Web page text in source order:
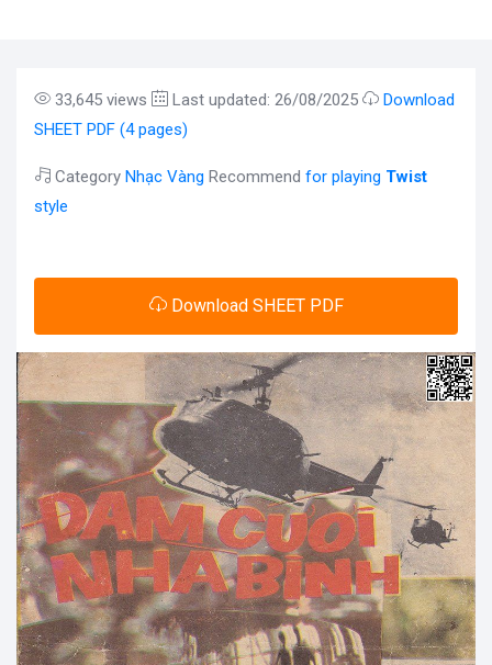
33,645 views Last updated: 26/08/2025
Download
SHEET PDF (4 pages)
Category Nhạc Vàng Recommend for playing Twist
style
Download SHEET PDF